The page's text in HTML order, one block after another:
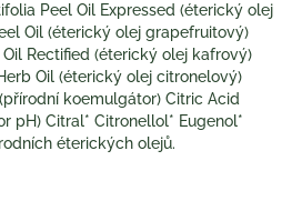
Peel Oil Expressed (éterický olej
Oil (éterický olej grapefruitový)
Rectified (éterický olej kafrový)
Oil (éterický olej citronelový)
koemulgátor) Citric Acid
pH) Citral* Citronellol* Eugenol*
éterických olejů.